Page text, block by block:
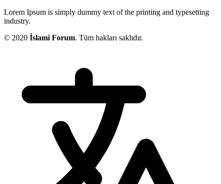
Lorem Ipsum is simply dummy text of the printing and typesetting
industry.
© 2020 İslami Forum. Tüm hakları saklıdır.